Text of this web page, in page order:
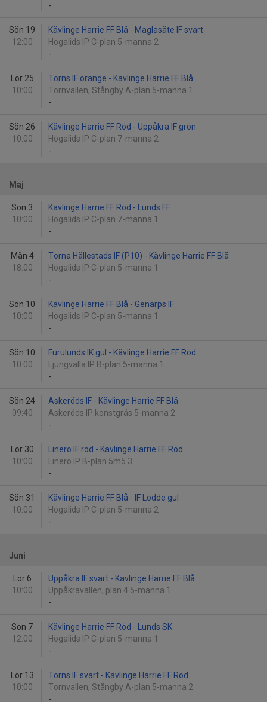
-
Sön 19
12:00
Kävlinge Harrie FF Blå - Maglasäte IF svart
Högalids IP C-plan 5-manna 2
-
Lör 25
10:00
Torns IF orange - Kävlinge Harrie FF Blå
Tornvallen, Stångby A-plan 5-manna 1
-
Sön 26
10:00
Kävlinge Harrie FF Röd - Uppåkra IF grön
Högalids IP C-plan 7-manna 2
-
Maj
Sön 3
10:00
Kävlinge Harrie FF Röd - Lunds FF
Högalids IP C-plan 7-manna 1
-
Mån 4
18:00
Torna Hällestads IF (P10) - Kävlinge Harrie FF Blå
Högalids IP C-plan 5-manna 1
-
Sön 10
10:00
Kävlinge Harrie FF Blå - Genarps IF
Högalids IP C-plan 5-manna 1
-
Sön 10
10:00
Furulunds IK gul - Kävlinge Harrie FF Röd
Ljungvalla IP B-plan 5-manna 1
-
Sön 24
09:40
Askeröds IF - Kävlinge Harrie FF Blå
Askeröds IP konstgräs 5-manna 2
-
Lör 30
10:00
Linero IF röd - Kävlinge Harrie FF Röd
Linero IP B-plan 5m5 3
-
Sön 31
10:00
Kävlinge Harrie FF Blå - IF Lödde gul
Högalids IP C-plan 5-manna 2
-
Juni
Lör 6
10:00
Uppåkra IF svart - Kävlinge Harrie FF Blå
Uppåkravallen, plan 4 5-manna 1
-
Sön 7
12:00
Kävlinge Harrie FF Röd - Lunds SK
Högalids IP C-plan 5-manna 1
-
Lör 13
10:00
Torns IF svart - Kävlinge Harrie FF Röd
Tornvallen, Stångby A-plan 5-manna 2
-